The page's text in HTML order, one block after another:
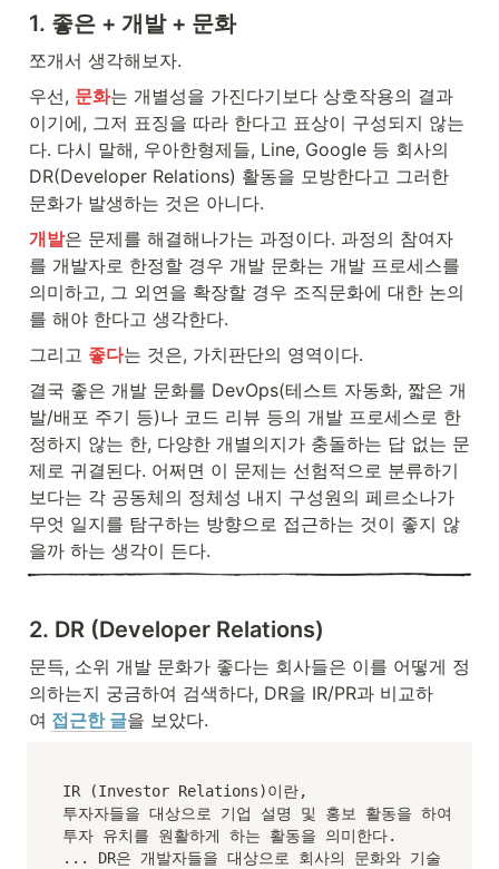
1. 좋은 + 개발 + 문화
쪼개서 생각해보자.
우선, 문화는 개별성을 가진다기보다 상호작용의 결과
이기에, 그저 표징을 따라 한다고 표상이 구성되지 않는
다. 다시 말해, 우아한형제들, Line, Google 등 회사의
DR(Developer Relations) 활동을 모방한다고 그러한
문화가 발생하는 것은 아니다.
개발은 문제를 해결해나가는 과정이다. 과정의 참여자
를 개발자로 한정할 경우 개발 문화는 개발 프로세스를
의미하고, 그 외연을 확장할 경우 조직문화에 대한 논의
를 해야 한다고 생각한다.
그리고 좋다는 것은, 가치판단의 영역이다.
결국 좋은 개발 문화를 DevOps(테스트 자동화, 짧은 개
발/배포 주기 등)나 코드 리뷰 등의 개발 프로세스로 한
정하지 않는 한, 다양한 개별의지가 충돌하는 답 없는 문
제로 귀결된다. 어쩌면 이 문제는 선험적으로 분류하기
보다는 각 공동체의 정체성 내지 구성원의 페르소나가
무엇 일지를 탐구하는 방향으로 접근하는 것이 좋지 않
을까 하는 생각이 든다.
2. DR (Developer Relations)
문득, 소위 개발 문화가 좋다는 회사들은 이를 어떻게 정
의하는지 궁금하여 검색하다, DR을 IR/PR과 비교하
여 접근한 글을 보았다.
IR (Investor Relations)이란,
투자자들을 대상으로 기업 설명 및 홍보 활동을 하여
투자 유치를 원활하게 하는 활동을 의미한다.
... DR은 개발자들을 대상으로 회사의 문화와 기술